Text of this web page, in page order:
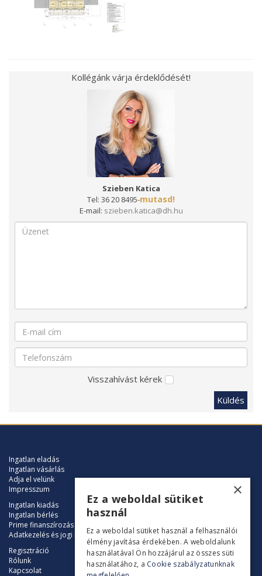
Kollégánk várja érdeklődését!
Szieben Katica
Tel: 36 20 8495-mutasd!
E-mail: szieben.katica@dh.hu
Visszahívást kérek
Küldés
Ingatlan eladás
Ingatlan vásárlás
Adja el velünk
Impresszum
Ingatlan kiadás
Ingatlan bérlés
Prime finanszírozás
Adatkezelés és jogi nyilatkozat
Regisztráció
Rólunk
Kapcsolat
×
Ez a weboldal sütiket
használ
Ez a weboldal sütiket használ a felhasználói
élmény javítása érdekében. A weboldalunk
használatával Ön hozzájárul az összes süti
használatához, a Cookie szabályzatunknak